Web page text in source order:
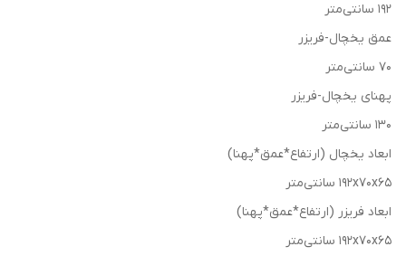
۱۹۲ سانتی‌متر
عمق یخچال-فریزر
۷۰ سانتی‌متر
پهنای یخچال-فریزر
۱۳۰ سانتی‌متر
ابعاد یخچال (ارتفاع*عمق*پهنا)
۱۹۲x۷۰x۶۵ سانتی‌متر
ابعاد فریزر (ارتفاع*عمق*پهنا)
۱۹۲x۷۰x۶۵ سانتی‌متر